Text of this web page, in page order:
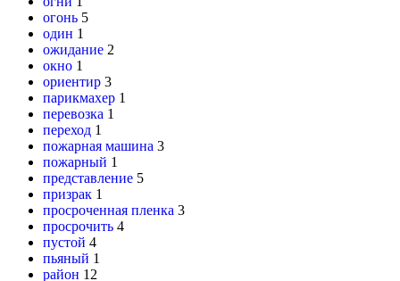
огонь 5
один 1
ожидание 2
окно 1
ориентир 3
парикмахер 1
перевозка 1
переход 1
пожарная машина 3
пожарный 1
представление 5
призрак 1
просроченная пленка 3
просрочить 4
пустой 4
пьяный 1
район 12